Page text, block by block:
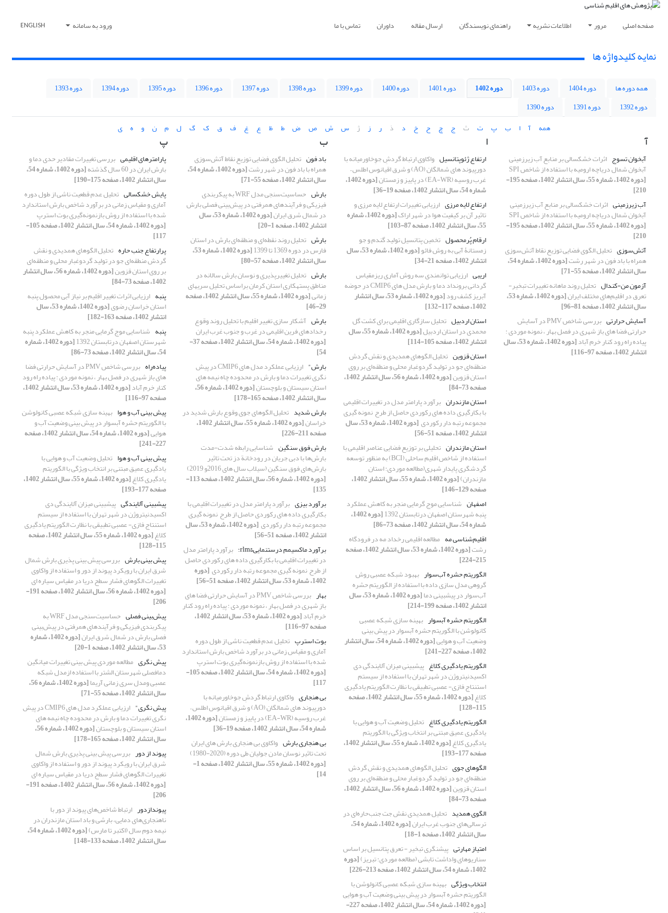
صفحه اصلی مرور اطلاعات نشریه راهنمای نویسندگان ارسال مقاله داوران تماس با ما ورود به سامانه ENGLISH
نمایه کلیدواژه ها
همه دوره ها دوره 1404 دوره 1403 دوره 1402 دوره 1401 دوره 1400 دوره 1399 دوره 1398 دوره 1397 دوره 1396 دوره 1395 دوره 1394
دوره 1393
دوره 1392
دوره 1391
دوره 1390
همه
آ ا ب پ ت ث ج چ ح خ د ذ ر ز ژ س ش ص ض ط ظ ع غ ف ق ک گ ل م ن و ه ی
آ
آبخوان تسوج اثرات خشکسالی بر منابع آب زیرزمینی
آبخوان شمال دریاچه ارومیه با استفاده از شاخص SPI
[دوره 1402، شماره 55، سال انتشار 1402، صفحه 195-
210]
آب زیرزمینی اثرات خشکسالی بر منابع آب زیرزمینی
آبخوان شمال دریاچه ارومیه با استفاده از شاخص SPI
[دوره 1402، شماره 55، سال انتشار 1402، صفحه 195-
210]
آتش‌سوزی تحلیل الگوی فضایی توزیع نقاط آتش‌سوزی
همراه با باد فون در شهر رشت [دوره 1402، شماره 54،
سال انتشار 1402، صفحه 55-71]
آزمون من-کندال تحلیل روند ماهانه تغییرات تبخیر-
تعرق در اقلیم‌های مختلف ایران [دوره 1402، شماره 53،
سال انتشار 1402، صفحه 81-96]
آسایش حرارتی
بررسی شاخص PMV در آسایش
حرارتی فضا های باز شهری در فصل بهار ، نمونه موردی :
پیاده راه رود کنار خرم آباد [دوره 1402، شماره 53، سال
انتشار 1402، صفحه 97-116]
ا
ارتفاع ژئوپتانسیل واکاوی ارتباط گردشِ جوِخاورمیانه با
دورپیوند های شمالگان (AO) و شرق اقیانوس اطلس –
غرب روسیه (EA-WR) در پاییز و زمستان [دوره 1402،
شماره 54، سال انتشار 1402، صفحه 19-36]
ارتفاع لایه مرزی ارزیابی تغییرات ارتفاع لایه مرزی و
تاثیر آن بر کیفیت هوا در شهر اراک [دوره 1402، شماره
55، سال انتشار 1402، صفحه 87-103]
ارقام پُرمحصول تخمین پتانسیل تولید گندم و جو
زمستانۀ آبی به روش فائو [دوره 1402، شماره 53، سال
انتشار 1402، صفحه 21-34]
اریبی ارزیابی توانمندی سه روش آماری ریزمقیاس
گردانی برونداد دما و بارش مدل های CMIP6 در حوضه
آبریز کشف رود [دوره 1402، شماره 53، سال انتشار
1402، صفحه 117-132]
استان اردبیل تحلیل سازگاری اقلیمی برای کشت گل
محمدی در استان اردبیل [دوره 1402، شماره 55، سال
انتشار 1402، صفحه 105-114]
استان قزوین تحلیل الگوهای همدیدی و نقش گردش
منطقه‌ای جو در تولید گردوغبار محلی و منطقه‌ای بر روی
استان قزوین [دوره 1402، شماره 56، سال انتشار 1402،
صفحه 73-84]
استان مازندران برآورد پارامتر مدل در تغییرات اقلیمی
با بکارگیری داده های رکوردی حاصل از طرح ‎ نمونه گیری
مجموعه رتبه دار رکوردی‎ ‏ [دوره 1402، شماره 53، سال
انتشار 1402، صفحه 51-56]
استان مازندران تحلیلی بر توزیع فضایی عناصر اقلیمی با
استفاده از شاخص اقلیم ساحلی (BCI) به منظور توسعه
گردشگری پایدار شهری(مطالعه موردی: استان
مازندران) [دوره 1402، شماره 55، سال انتشار 1402،
صفحه 129-146]
اصفهان شناسایی موج گرمایی منجر به کاهش عملکرد
پنبه شهرستان اصفهان درتابستان 1392 [دوره 1402،
شماره 54، سال انتشار 1402، صفحه 73-86]
اقلیم‌شناسی مه مطالعه اقلیمی رخداد مه در فرودگاه
رشت [دوره 1402، شماره 53، سال انتشار 1402، صفحه
215-224]
الگوریتم حشره آب‌سوار بهبود شبکه عصبی روش
گروهی مدل سازی داده با استفاده از الگوریتم حشره
آب‌سوار در پیشبینی دما [دوره 1402، شماره 53، سال
انتشار 1402، صفحه 199-214]
الگوریتم حشره آبسوار بهینه سازی شبکه عصبی
کانولوشن با الگوریتم حشره آبسوار در پیش بینی
وضعیت آب و هوایی [دوره 1402، شماره 54، سال انتشار
1402، صفحه 227-241]
الگوریتم یادگیری کلاغ پیشبینی میزان آلایندگی دی
اکسیدنیتروژن در شهر تهران با استفاده از سیستم
استنتاج فازی- عصبی تطبیقی با نظارت الگوریتم یادگیری
کلاغ [دوره 1402، شماره 55، سال انتشار 1402، صفحه
115-128]
الگوریتم یادگیری کلاغ تحلیل وضعیت آب و هوایی با
یادگیری عمیق مبتنی بر انتخاب ویژگی با الگوریتم
یادگیری کلاغ [دوره 1402، شماره 55، سال انتشار 1402،
صفحه 177-193]
الگوهای جوی تحلیل الگوهای همدیدی و نقش گردش
منطقه‌ای جو در تولید گردوغبار محلی و منطقه‌ای بر روی
استان قزوین [دوره 1402، شماره 56، سال انتشار 1402،
صفحه 73-84]
الگوی همدید تحلیل همدیدی نقش جت جنب‌حاره‌ای در
ترسالی‌های جنوب غرب ایران [دوره 1402، شماره 54،
سال انتشار 1402، صفحه 1-18]
امتیاز مهارتی پیشنگری تبخیر - تعرق پتانسیل بر اساس
سناریوهای واداشت تابشی (مطالعه موردی: تبریز)[دوره
1402، شماره 54، سال انتشار 1402، صفحه 213-226]
انتخاب ویژگی بهینه سازی شبکه عصبی کانولوشن با
الگوریتم حشره آبسوار در پیش بینی وضعیت آب و هوایی
[دوره 1402، شماره 54، سال انتشار 1402، صفحه 227-
ب
باد فون تحلیل الگوی فضایی توزیع نقاط آتش‌سوزی
همراه با باد فون در شهر رشت [دوره 1402، شماره 54،
سال انتشار 1402، صفحه 55-71]
بارش
حساسیت‌سنجی مدل WRF به پیکربندی
فیزیکی و فرآیندهای همرفتی در پیش‌بینی فصلی بارش
در شمال شرق ایران [دوره 1402، شماره 53، سال
انتشار 1402، صفحه 1-20]
بارش تحلیل روند نقطه‌ای و منطقه‌ای بارش در استان
فارس در دوره 1369 تا 1399 [دوره 1402، شماره 53،
سال انتشار 1402، صفحه 57-80]
بارش تحلیل تغییرپذیری و نوسان بارش سالانه در
مناطق پستهکاری استان کرمان براساس تحلیل سریهای
زمانی [دوره 1402، شماره 55، سال انتشار 1402، صفحه
29-46]
بارش آشکار سازی تغییر اقلیم با تحلیل روند وقوع
رخدادهای فرین اقلیمی در غرب و جنوب غرب ایران
[دوره 1402، شماره 54، سال انتشار 1402، صفحه 37-
54]
بارش"
ارزیابی عملکرد مدل های CMIP6 در پیش
نگری تغییرات دما و بارش در محدوده چاه نیمه های
استان سیستان و بلوچستان [دوره 1402، شماره 56،
سال انتشار 1402، صفحه 165-178]
بارش شدید تحلیل الگوهای جوی وقوع بارش‌ شدید در
خراسان [دوره 1402، شماره 55، سال انتشار 1402،
صفحه 211-226]
بارش فوق سنگین شناسایی رابطه شدت-مدت
بارش‌ها با دبی جریان در رودخانة دز تحت تاثیر
بارش‌های فوق سنگین (سیلاب سال های 2016و 2019)
[دوره 1402، شماره 56، سال انتشار 1402، صفحه 113-
135]
برآورد بیزی برآورد پارامتر مدل در تغییرات اقلیمی با
بکارگیری داده های رکوردی حاصل از طرح ‎ نمونه گیری
مجموعه رتبه دار رکوردی‎ ‏ [دوره 1402، شماره 53، سال
انتشار 1402، صفحه 51-56]
برآورد ماکسیمم درستنمایی&rlm؛
برآورد پارامتر مدل
در تغییرات اقلیمی با بکارگیری داده های رکوردی حاصل
از طرح ‎ نمونه گیری مجموعه رتبه دار رکوردی‎ ‏ [دوره
1402، شماره 53، سال انتشار 1402، صفحه 51-56]
بهار
بررسی شاخص PMV در آسایش حرارتی فضا های
باز شهری در فصل بهار ، نمونه موردی : پیاده راه رود کنار
خرم آباد [دوره 1402، شماره 53، سال انتشار 1402،
صفحه 97-116]
بوت استرپ تحلیل عدم قطعیت ناشی از طول دوره
آماری و مقیاس زمانی در برآورد شاخص بارش استاندارد
شده با استفاده از روش بازنمونه‌گیری بوت استرپ
[دوره 1402، شماره 54، سال انتشار 1402، صفحه 105-
117]
بی هنجاری واکاوی ارتباط گردشِ جوِخاورمیانه با
دورپیوند های شمالگان (AO) و شرق اقیانوس اطلس –
غرب روسیه (EA-WR) در پاییز و زمستان [دوره 1402،
شماره 54، سال انتشار 1402، صفحه 19-36]
بی هنجاری بارش واکاوی بی هنجاری بارش های ایران
تحت تاثیر نوسان مادن جولیان طی دوره (2020-1980)
[دوره 1402، شماره 55، سال انتشار 1402، صفحه 1-
14]
پ
پارامترهای اقلیمی بررسی تغییرات مقادیر حدی دما و
بارش ایران در 60 سال گذشته [دوره 1402، شماره 54،
سال انتشار 1402، صفحه 175-190]
پایش خشکسالی تحلیل عدم قطعیت ناشی از طول دوره
آماری و مقیاس زمانی در برآورد شاخص بارش استاندارد
شده با استفاده از روش بازنمونه‌گیری بوت استرپ
[دوره 1402، شماره 54، سال انتشار 1402، صفحه 105-
117]
پرارتفاع جنب حاره تحلیل الگوهای همدیدی و نقش
گردش منطقه‌ای جو در تولید گردوغبار محلی و منطقه‌ای
بر روی استان قزوین [دوره 1402، شماره 56، سال انتشار
1402، صفحه 73-84]
پنبه ارزیابی اثرات تغییر اقلیم بر نیاز آبی محصول پنبه
استان خراسان رضوی [دوره 1402، شماره 53، سال
انتشار 1402، صفحه 163-182]
پنبه شناسایی موج گرمایی منجر به کاهش عملکرد پنبه
شهرستان اصفهان درتابستان 1392 [دوره 1402، شماره
54، سال انتشار 1402، صفحه 73-86]
پیاده‌راه
بررسی شاخص PMV در آسایش حرارتی فضا
های باز شهری در فصل بهار ، نمونه موردی : پیاده راه رود
کنار خرم آباد [دوره 1402، شماره 53، سال انتشار 1402،
صفحه 97-116]
پیش بینی آب و هوا بهینه سازی شبکه عصبی کانولوشن
با الگوریتم حشره آبسوار در پیش بینی وضعیت آب و
هوایی [دوره 1402، شماره 54، سال انتشار 1402، صفحه
227-241]
پیش بینی آب و هوا تحلیل وضعیت آب و هوایی با
یادگیری عمیق مبتنی بر انتخاب ویژگی با الگوریتم
یادگیری کلاغ [دوره 1402، شماره 55، سال انتشار 1402،
صفحه 177-193]
پیشبینی آلایندگی پیشبینی میزان آلایندگی دی
اکسیدنیتروژن در شهر تهران با استفاده از سیستم
استنتاج فازی- عصبی تطبیقی با نظارت الگوریتم یادگیری
کلاغ [دوره 1402، شماره 55، سال انتشار 1402، صفحه
115-128]
پیش بینی بارش بررسی پیش بینی پذیری بارش شمال
شرق ایران با رویکرد پیوند از دور و استفاده از واکاوی
تغییرات الگوهای فشار سطح دریا در مقیاس سیاره ای
[دوره 1402، شماره 56، سال انتشار 1402، صفحه 191-
206]
پیش‌بینی فصلی
حساسیت‌سنجی مدل WRF به
پیکربندی فیزیکی و فرآیندهای همرفتی در پیش‌بینی
فصلی بارش در شمال شرق ایران [دوره 1402، شماره
53، سال انتشار 1402، صفحه 1-20]
پیش نگری مطالعه موردی پیش بینی تغییرات میانگین
دمافصلی شهرستان الشتر با استفاده ازمدل شبکه
عصبی ومدل سری زمانی آریما [دوره 1402، شماره 56،
سال انتشار 1402، صفحه 55-71]
پیش نگری"
ارزیابی عملکرد مدل های CMIP6 در پیش
نگری تغییرات دما و بارش در محدوده چاه نیمه های
استان سیستان و بلوچستان [دوره 1402، شماره 56،
سال انتشار 1402، صفحه 165-178]
پیوند از دور بررسی پیش بینی پذیری بارش شمال
شرق ایران با رویکرد پیوند از دور و استفاده از واکاوی
تغییرات الگوهای فشار سطح دریا در مقیاس سیاره ای
[دوره 1402، شماره 56، سال انتشار 1402، صفحه 191-
206]
پیوندازدور ارتباط شاخص‌های پیوند از دور با
ناهنجاری‌های دمایی، بارشی و باد استان مازندران در
نیمه دوم سال (اکتبر تا مارس) [دوره 1402، شماره 54،
سال انتشار 1402، صفحه 133-148]